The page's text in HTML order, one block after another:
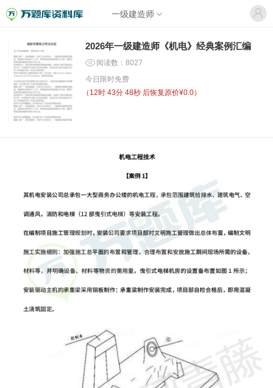
一级建造师
2026年一级建造师《机电》经典案例汇编
阅读数：8027
今日限时免费
（ 12时 43分 48秒 后恢复原价¥0.0）